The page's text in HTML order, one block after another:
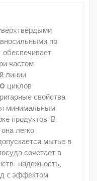
по
частом
линии
циклов
свойства
минимальным
продуктов. В
легко
мытье в
сочетает в
надежность,
c эффектом